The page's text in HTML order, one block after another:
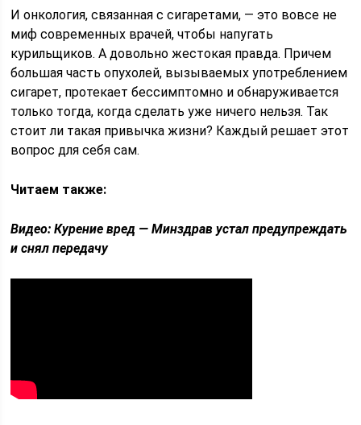
И онкология, связанная с сигаретами, — это вовсе не
миф современных врачей, чтобы напугать
курильщиков. А довольно жестокая правда. Причем
большая часть опухолей, вызываемых употреблением
сигарет, протекает бессимптомно и обнаруживается
только тогда, когда сделать уже ничего нельзя. Так
стоит ли такая привычка жизни? Каждый решает этот
вопрос для себя сам.
Читаем также:
Видео: Курение вред — Минздрав устал предупреждать
и снял передачу